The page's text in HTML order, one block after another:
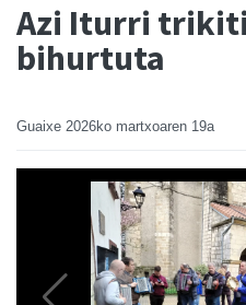
Azi Iturri
bihurtuta
Guaixe 2026ko martxoaren 19a